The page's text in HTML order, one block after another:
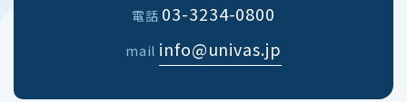
電話 03-3234-0800
mail info@univas.jp